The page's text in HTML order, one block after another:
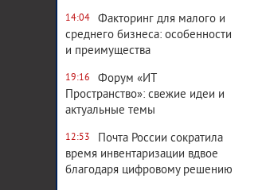
14:04
Факторинг для малого и
среднего бизнеса: особенности
и преимущества
19:16
Форум «ИТ
Пространство»: свежие идеи и
актуальные темы
12:53
Почта России сократила
время инвентаризации вдвое
благодаря цифровому решению